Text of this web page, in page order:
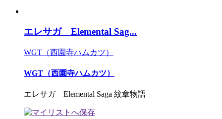
エレサガ Elemental Sag...
WGT（西園寺ハムカツ）
WGT（西園寺ハムカツ）
エレサガ Elemental Saga 紋章物語